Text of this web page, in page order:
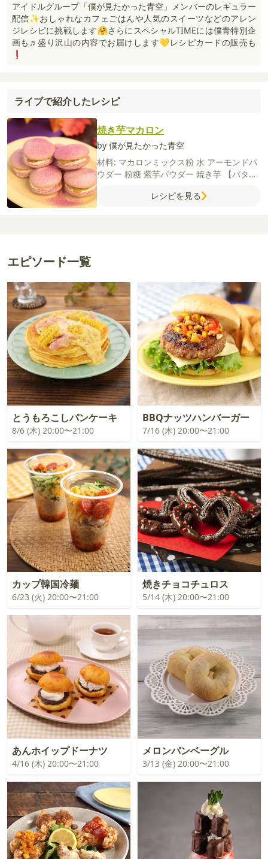
アイドルグループ「僕が見たかった青空」メンバーのレギュラー
配信✨おしゃれなカフェごはんや人気のスイーツなどのアレン
ジレシピに挑戦します🤗さらにスペシャルTIMEには僕青特別企
画も♬盛り沢山の内容でお届けします💛レシピカードの販売も
❗️
ライブで紹介したレシピ
焼き芋マカロン
by 僕が見たかった青空
材料: マカロンミックス粉 水 アーモンドパ
ウダー 粉糖 紫芋パウダー 焼き芋
【バター
レシピを見る
エピソード一覧
とうもろこしパンケーキ
8/6 (木) 20:00〜21:00
BBQナッツハンバーガー
7/16 (木) 20:00〜21:00
カップ韓国冷麺
6/23 (火) 20:00〜21:00
焼きチョコチュロス
5/14 (木) 20:00〜21:00
あんホイップドーナツ
4/16 (木) 20:00〜21:00
メロンパンベーグル
3/13 (金) 20:00〜21:00